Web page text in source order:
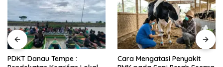
PDKT Danau Tempe :
Cara Mengatasi Penyakit